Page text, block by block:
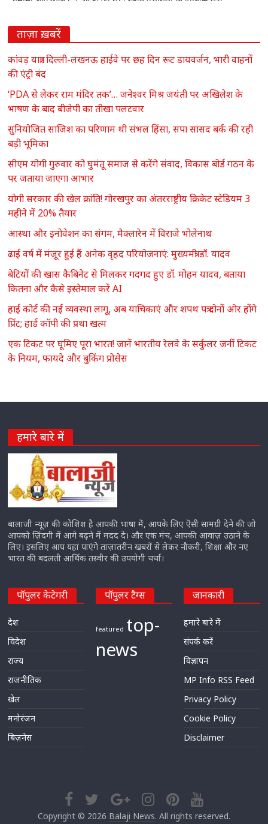
ताज़ा ख़बरें
कांवड़ यात्रा: दिल्ली-लखनऊ हाईवे पर छह दिन रूट डायवर्जन, भारी वाहनों
की एंट्री बंद
‘PDA से लेकर राम मंदिर तक’… जनेश्वर मिश्र जयंती पर अखिलेश के
भाषण के बाद बीजेपी का तीखा पलटवार
सुनियोजित साजिश का परिणाम थी संभल हिंसा, सपा सांसद बर्क की रही
बड़ी भूमिका
सीएम योगी गुरुवार को घुमंतू समाज से करेंगे संवाद, विकास बोर्ड गठन के
पर जताया जाएगा आभार
योगी सरकार की खेल क्रांति! गोरखपुर का अंतरराष्ट्रीय क्रिकेट स्टेडियम 3
महीने में 20% तैयार
आस्था और इनोवेशन का संगम, मैक्लारेन में विराजे भोलेनाथ
ढाई वर्ष में मंजूर हुई हैं अनेक वृहद परियोजनाएं: मुख्यमंत्री डॉ. यादव
बेटियों की खास कैबिनेट से मिलकर गदगद हुए डॉ. मोहन यादव, बताया
कितना और कैसे इस्तेमाल करें AI
हाई कोर्ट की नई व्यवस्था लागू, अब याचिकाएं और शपथ पत्र दोनों ओर होंगे
प्रिंट; हार्ड कॉपी की प्रथा खत्म
एक टिकट पर घूमिए पूरा भारत! जानें भारतीय रेलवे के सर्कुलर जर्नी टिकट
के नियम, फायदे और बुकिंग प्रोसेस
हमारे बारे में
बालाजी न्यूज़ की कोशिश है आपकी भाषा में, आपके लिए ऎसी सामग्री देने की जो
आपको ज़िंदगी में आगे बढ़ने में मदद दे। और एक मंच, आपकी आवाज़ उठाने के
लिए। इसलिए आप यहां पाएंगे ताज़ातरीन खबरों से लेकर नौकरी, शिक्षा और नए
भारत की बदलती आर्थिक तस्वीर की उपयोगी चर्चा।
पॉपुलर केटेगरी
देश
विदेश
राज्य
राजनीतिक
खेल
मनोरंजन
बिज़नेस
पॉपुलर टैग्स
featured top-
news
जानकारी
हमारे बारे में
संपर्क करें
विज्ञापन
MP Info RSS Feed
Privacy Policy
Cookie Policy
Disclaimer
Copyright © 2026 Balaji News. All rights reserved.